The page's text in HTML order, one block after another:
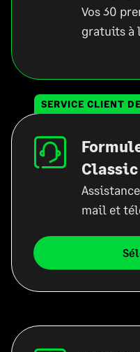
Vos 30
gratuits à
SERVICE CLIENT
Classic
mail et